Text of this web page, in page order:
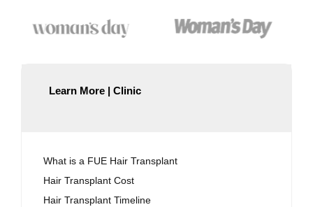
Learn More | Clinic
What is a FUE Hair Transplant
Hair Transplant Cost
Hair Transplant Timeline